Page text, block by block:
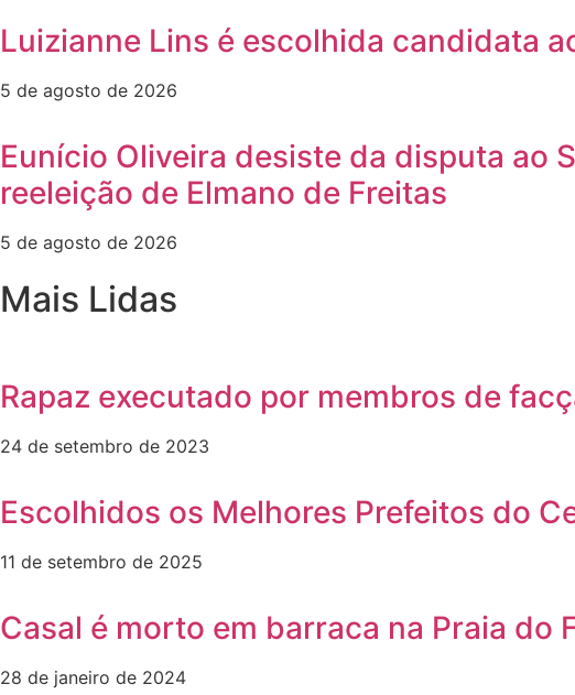
Luizianne Lins é escolhida candidata
5 de agosto de 2026
Eunício Oliveira desiste da disputa ao
reeleição de Elmano de Freitas
5 de agosto de 2026
Mais Lidas
Rapaz executado por membros de
24 de setembro de 2023
Escolhidos os Melhores Prefeitos do
11 de setembro de 2025
Casal é morto em barraca na Praia do
28 de janeiro de 2024